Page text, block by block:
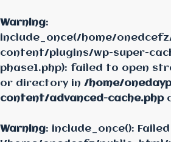
Warning:
include_once(/home/
content/plugins/wp-super-
phase1.php): failed to open
or directory in /home/
content/advanced-cache.php
Warning: include_once():